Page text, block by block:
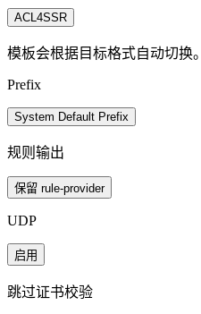
ACL4SSR
模板会根据目标格式自动切换。
Prefix
System Default Prefix
规则输出
保留 rule-provider
UDP
启用
跳过证书校验